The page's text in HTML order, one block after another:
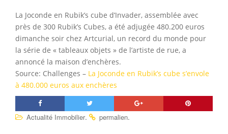
La Joconde en Rubik’s cube d’Invader, assemblée avec
près de 300 Rubik’s Cubes, a été adjugée 480.200 euros
dimanche soir chez Artcurial, un record du monde pour
la série de « tableaux objets » de l’artiste de rue, a
annoncé la maison d’enchères.
Source: Challenges – La Joconde en Rubik’s cube s’envole
à 480.000 euros aux enchères
Actualité Immobilier. permalien.